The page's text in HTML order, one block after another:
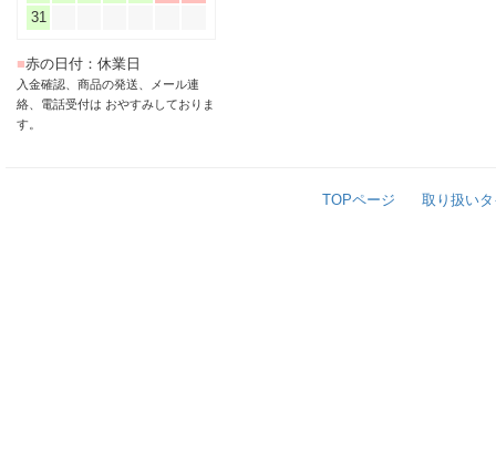
31
■赤の日付：休業日
入金確認、商品の発送、メール連
絡、電話受付は おやすみしておりま
す。
TOPページ 取り扱い